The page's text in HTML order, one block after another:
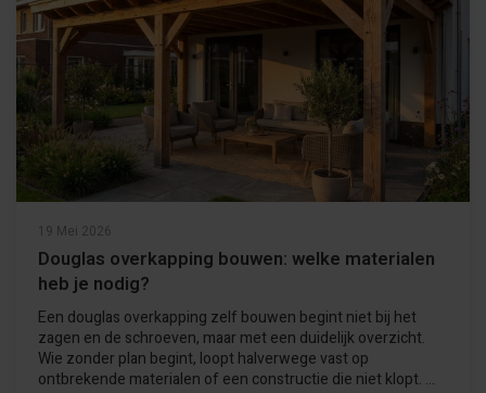
19 Mei 2026
Douglas overkapping bouwen: welke materialen
heb je nodig?
Een douglas overkapping zelf bouwen begint niet bij het
zagen en de schroeven, maar met een duidelijk overzicht.
Wie zonder plan begint, loopt halverwege vast op
ontbrekende materialen of een constructie die niet klopt. ...